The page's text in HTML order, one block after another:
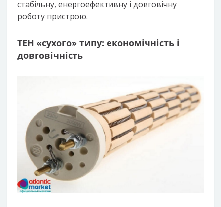
стабільну, енергоефективну і довговічну
роботу пристрою.
ТЕН «сухого» типу: економічність і
довговічність